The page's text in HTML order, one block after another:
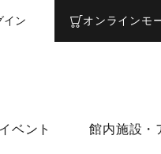
イン オンライン モ
イベント 館内施設・